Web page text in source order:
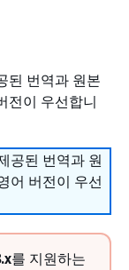
된 번역과 원본
전이 우선합니
공된 번역과 원
어 버전이 우선
를 지원하는